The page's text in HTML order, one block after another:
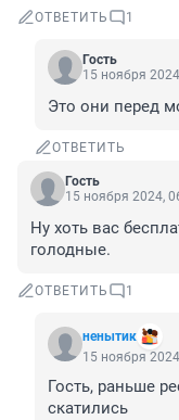
ОТВЕТИТЬ 1
Гость
15 ноября
Это они перед
ОТВЕТИТЬ
Гость
15 ноября 2024,
Ну хоть вас
голодные.
ОТВЕТИТЬ 1
ненытик
15 ноября
Гость, раньше
скатились